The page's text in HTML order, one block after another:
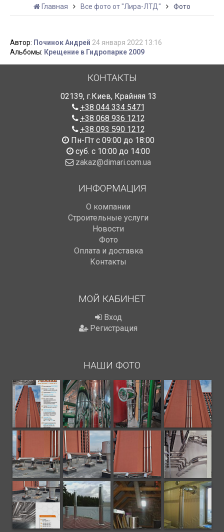
Главная Все фото от "Лира-ЛТД" Фото
Автор: Починок Андрей 24 января 2022 13:16
Альбомы: Крещение в Гидропарке 2009
КОНТАКТЫ
02139, г.Киев, Крайняя 13
+38 044 334 5471
+38 068 936 1212
+38 093 590 1212
Пн-Пт с 09:00 до 18:00
суб. с 10:00 до 14:00
zakaz@dimari.com.ua
ИНФОРМАЦИЯ
О компании
Строительные услуги
Новости
Фото
Оплата и доставка
Контакты
МОЙ КАБИНЕТ
Вход
Регистрация
НАШИ ФОТО